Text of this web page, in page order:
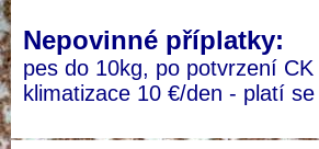
Nepovinné příplatky:
pes do 10kg, po potvrzení
klimatizace 10 €/den - platí